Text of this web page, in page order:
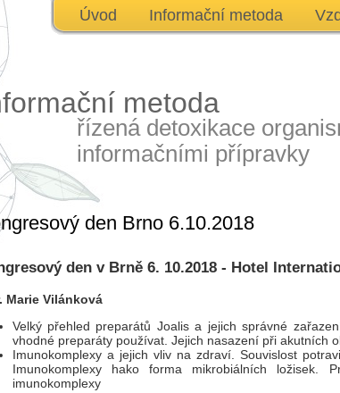
Úvod Informační metoda
metoda
řízená detoxikace
informačními přípravky
den Brno 6.10.2018
den v Brně 6. 10.2018 - Hotel
Marie Vilánková
Velký přehled preparátů Joalis a jejich správné
vhodné preparáty používat. Jejich nasazení při akutních
Imunokomplexy a jejich vliv na zdraví. Souvislost
Imunokomplexy hako forma mikrobiálních ložisek.
imunokomplexy